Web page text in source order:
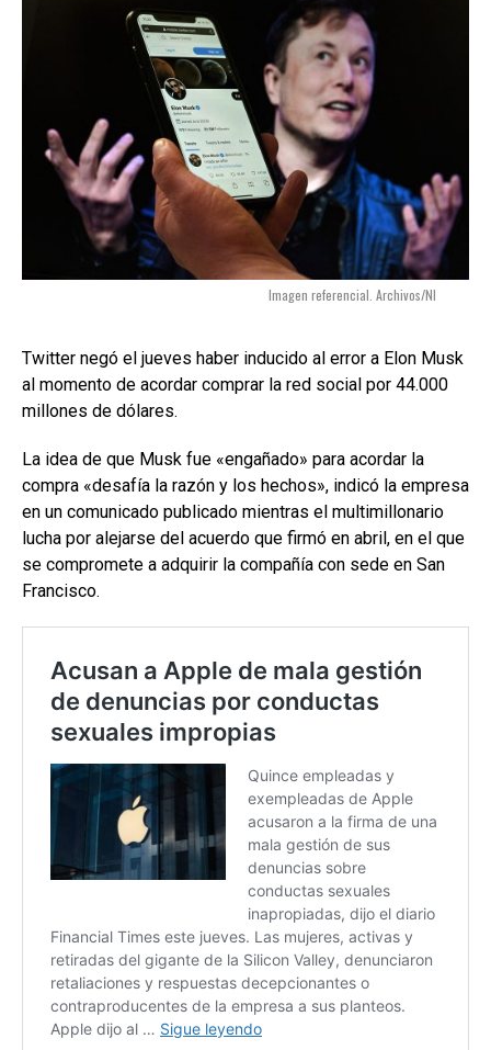
Imagen referencial. Archivos/NI
Twitter negó el jueves haber inducido al error a Elon Musk
al momento de acordar comprar la red social por 44.000
millones de dólares.
La idea de que Musk fue «engañado» para acordar la
compra «desafía la razón y los hechos», indicó la empresa
en un comunicado publicado mientras el multimillonario
lucha por alejarse del acuerdo que firmó en abril, en el que
se compromete a adquirir la compañía con sede en San
Francisco.